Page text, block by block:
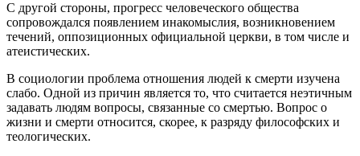
С другой стороны, прогресс человеческого общества
сопровождался появлением инакомыслия, возникновением
течений, оппозиционных официальной церкви, в том числе и
атеистических.
В социологии проблема отношения людей к смерти изучена
слабо. Одной из причин является то, что считается неэтичным
задавать людям вопросы, связанные со смертью. Вопрос о
жизни и смерти относится, скорее, к разряду философских и
теологических.